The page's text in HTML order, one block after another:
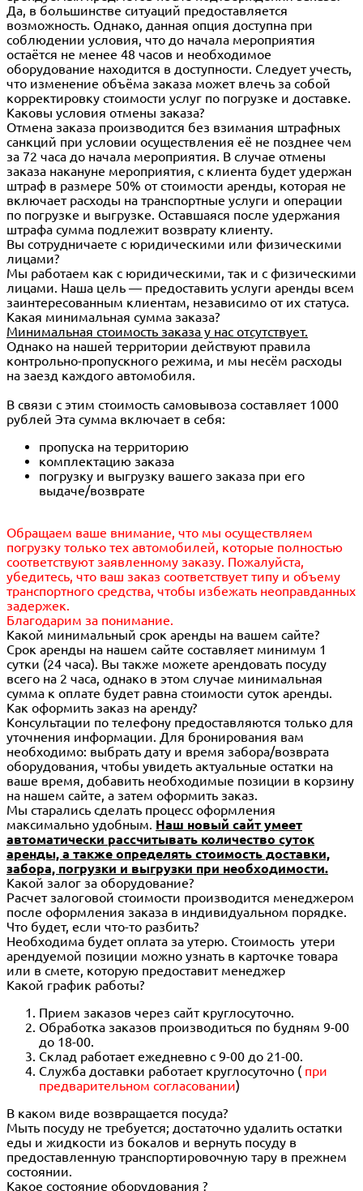
Да, в большинстве ситуаций предоставляется
возможность. Однако, данная опция доступна при
соблюдении условия, что до начала мероприятия
остаётся не менее 48 часов и необходимое
оборудование находится в доступности. Следует учесть,
что изменение объёма заказа может влечь за собой
корректировку стоимости услуг по погрузке и доставке.
Каковы условия отмены заказа?
Отмена заказа производится без взимания штрафных
санкций при условии осуществления её не позднее чем
за 72 часа до начала мероприятия. В случае отмены
заказа накануне мероприятия, с клиента будет удержан
штраф в размере 50% от стоимости аренды, которая не
включает расходы на транспортные услуги и операции
по погрузке и выгрузке. Оставшаяся после удержания
штрафа сумма подлежит возврату клиенту.
Вы сотрудничаете с юридическими или физическими
лицами?
Мы работаем как с юридическими, так и с физическими
лицами. Наша цель — предоставить услуги аренды всем
заинтересованным клиентам, независимо от их статуса.
Какая минимальная сумма заказа?
Минимальная стоимость заказа у нас отсутствует.
Однако на нашей территории действуют правила
контрольно-пропускного режима, и мы несём расходы
на заезд каждого автомобиля.
В связи с этим стоимость самовывоза составляет 1000
рублей Эта сумма включает в себя:
пропуска на территорию
комплектацию заказа
погрузку и выгрузку вашего заказа при его
выдаче/возврате
Обращаем ваше внимание, что мы осуществляем
погрузку только тех автомобилей, которые полностью
соответствуют заявленному заказу. Пожалуйста,
убедитесь, что ваш заказ соответствует типу и объему
транспортного средства, чтобы избежать неоправданных
задержек.
Благодарим за понимание.
Какой минимальный срок аренды на вашем сайте?
Срок аренды на нашем сайте составляет минимум 1
сутки (24 часа). Вы также можете арендовать посуду
всего на 2 часа, однако в этом случае минимальная
сумма к оплате будет равна стоимости суток аренды.
Как оформить заказ на аренду?
Консультации по телефону предоставляются только для
уточнения информации. Для бронирования вам
необходимо: выбрать дату и время забора/возврата
оборудования, чтобы увидеть актуальные остатки на
ваше время, добавить необходимые позиции в корзину
на нашем сайте, а затем оформить заказ.
Мы старались сделать процесс оформления
максимально удобным. Наш новый сайт умеет
автоматически рассчитывать количество суток
аренды, а также определять стоимость доставки,
забора, погрузки и выгрузки при необходимости.
Какой залог за оборудование?
Расчет залоговой стоимости производится менеджером
после оформления заказа в индивидуальном порядке.
Что будет, если что-то разбить?
Необходима будет оплата за утерю. Стоимость утери
арендуемой позиции можно узнать в карточке товара
или в смете, которую предоставит менеджер
Какой график работы?
Прием заказов через сайт круглосуточно.
Обработка заказов производиться по будням 9-00
до 18-00.
Склад работает ежедневно с 9-00 до 21-00.
Служба доставки работает круглосуточно ( при
предварительном согласовании)
В каком виде возвращается посуда?
Мыть посуду не требуется; достаточно удалить остатки
еды и жидкости из бокалов и вернуть посуду в
предоставленную транспортировочную тару в прежнем
состоянии.
Какое состояние оборудования ?